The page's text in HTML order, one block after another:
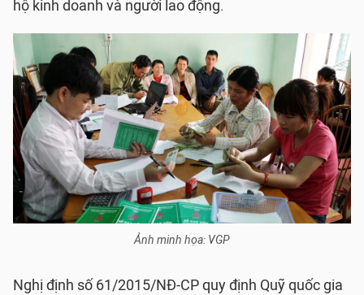
hộ kinh doanh và người lao động.
Ảnh minh họa: VGP
Nghị định số 61/2015/NĐ-CP quy định Quỹ quốc gia